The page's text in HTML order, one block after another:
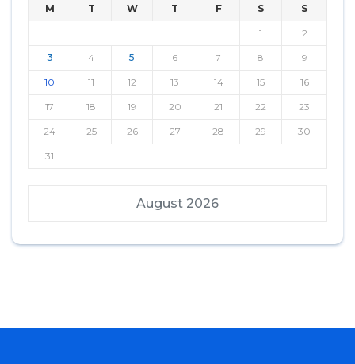
August 2026
M T W T F S S
1 2
3 4 5 6 7 8 9
10 11 12 13 14 15 16
17 18 19 20 21 22 23
24 25 26 27 28 29 30
31